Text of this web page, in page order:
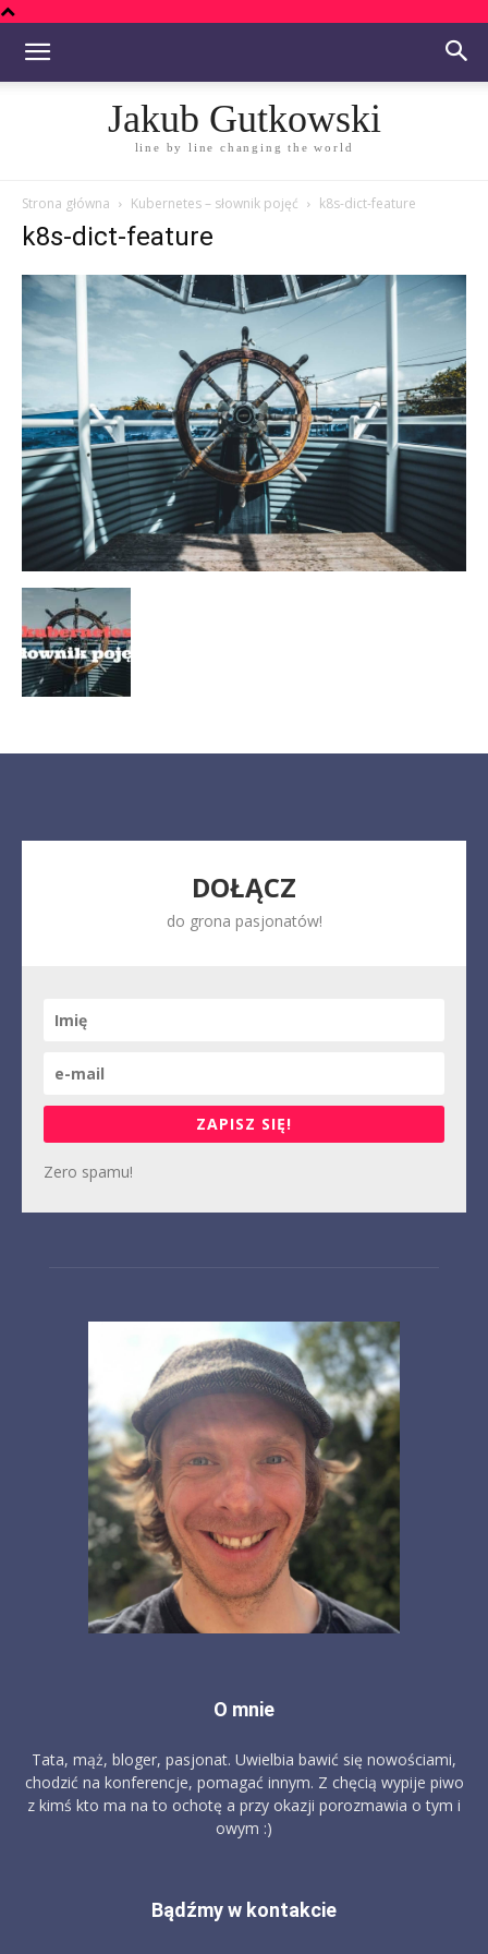
Jakub Gutkowski
line by line changing the world
Strona główna Kubernetes – słownik pojęć k8s-dict-feature
k8s-dict-feature
DOŁĄCZ
do grona pasjonatów!
ZAPISZ SIĘ!
Zero spamu!
O mnie
Tata, mąż, bloger, pasjonat. Uwielbia bawić się nowościami,
chodzić na konferencje, pomagać innym. Z chęcią wypije piwo
z kimś kto ma na to ochotę a przy okazji porozmawia o tym i
owym :)
Bądźmy w kontakcie